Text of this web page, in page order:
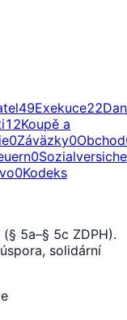
49Exekuce22
12Koupě a
0Záväzky0Obchod
0
0Kodeks
5a–§ 5c ZDPH).
solidární